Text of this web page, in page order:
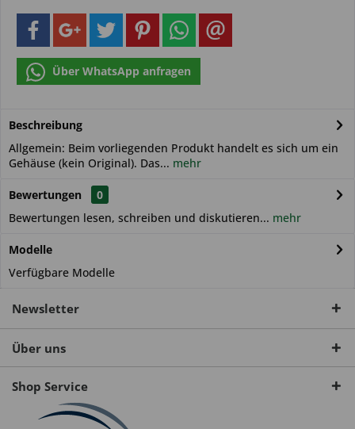
Über WhatsApp anfragen
Beschreibung
Allgemein: Beim vorliegenden Produkt handelt es sich um ein
Gehäuse (kein Original). Das... mehr
Bewertungen
0
Bewertungen lesen, schreiben und diskutieren... mehr
Modelle
Verfügbare Modelle
Newsletter
Über uns
Shop Service